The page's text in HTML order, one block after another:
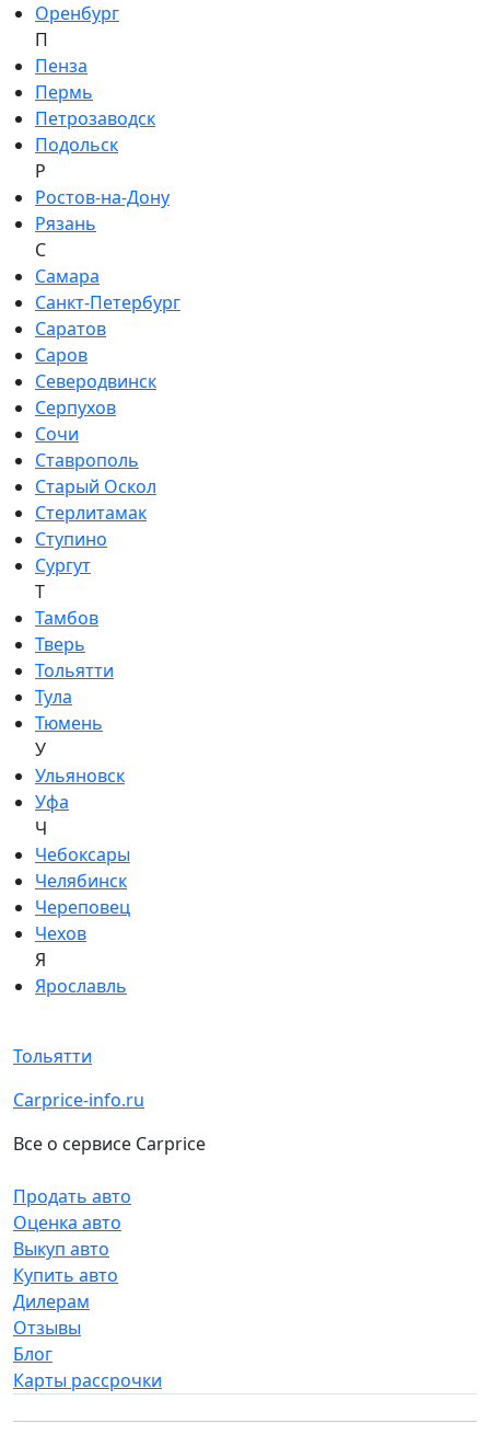
Оренбург
П
Пенза
Пермь
Петрозаводск
Подольск
Р
Ростов-на-Дону
Рязань
С
Самара
Санкт-Петербург
Саратов
Саров
Северодвинск
Серпухов
Сочи
Ставрополь
Старый Оскол
Стерлитамак
Ступино
Сургут
Т
Тамбов
Тверь
Тольятти
Тула
Тюмень
У
Ульяновск
Уфа
Ч
Чебоксары
Челябинск
Череповец
Чехов
Я
Ярославль
Тольятти
Carprice-info.ru
Все о сервисе Carprice
Продать авто
Оценка авто
Выкуп авто
Купить авто
Дилерам
Отзывы
Блог
Карты рассрочки